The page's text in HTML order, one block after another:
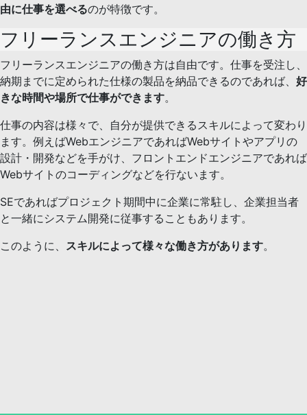
由に仕事を選べるのが特徴です。
フリーランスエンジニアの働き方
フリーランスエンジニアの働き方は自由です。仕事を受注し、
納期までに定められた仕様の製品を納品できるのであれば、 好
きな時間や場所で仕事ができます。
仕事の内容は様々で、自分が提供できるスキルによって変わり
ます。例えばWebエンジニアであればWebサイトやアプリの
設計・開発などを手がけ、フロントエンドエンジニアであれば
Webサイトのコーディングなどを行ないます。
SEであればプロジェクト期間中に企業に常駐し、企業担当者
と一緒にシステム開発に従事することもあります。
このように、 スキルによって様々な働き方があります。